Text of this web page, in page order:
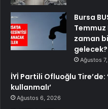
Bursa
Temmuz
zaman
gelecek?
Ağustos
İYİ Partili Ofluoğlu
kullanmalı’
Ağustos 6, 2026